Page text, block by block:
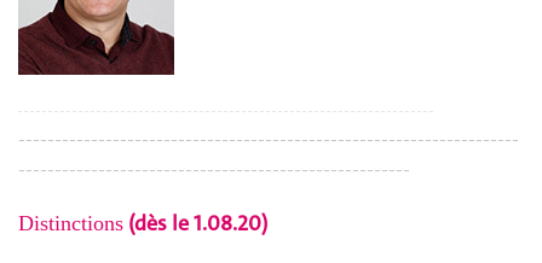
---------------------------------------------------------------------
------------------------------------------------------
Distinctions (dès le 1.08.20)